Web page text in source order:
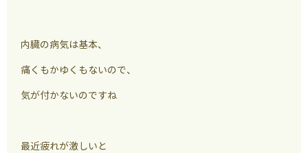
内臓の病気は基本、
痛くもかゆくもないので、
気が付かないのですね
最近疲れが激しいと